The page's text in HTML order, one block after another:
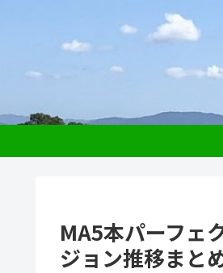
MA5本パーフェ
ジョン推移まと